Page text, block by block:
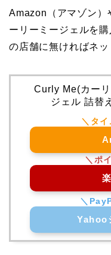
Amazon（アマゾン）
ーリーミージェルを
の店舗に無ければネッ
Curly Me(カー
ジェル 詰替
Yahoo